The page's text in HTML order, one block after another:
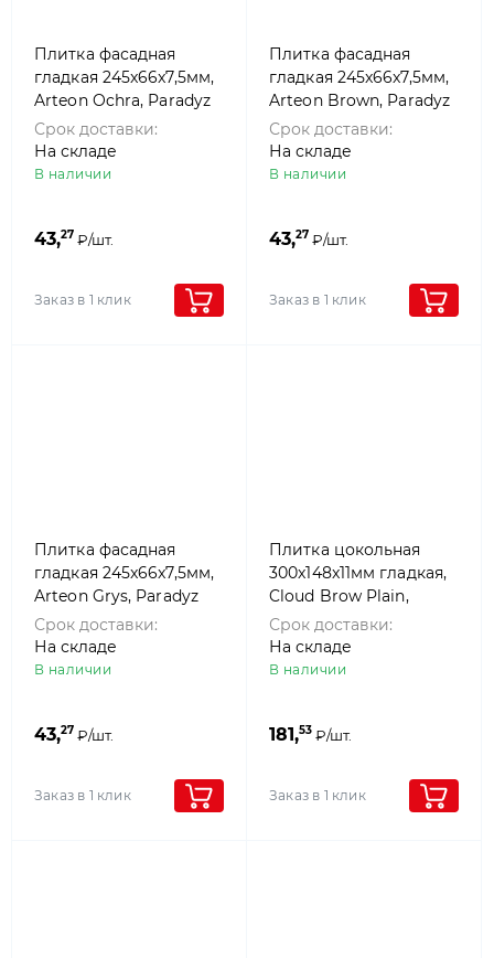
Плитка фасадная
гладкая 245x66x7,5мм,
Arteon Ochra, Paradyz
Срок доставки:
На складе
В наличии
43,27 ₽/шт.
Заказ в 1 клик
Плитка фасадная
гладкая 245x66x7,5мм,
Arteon Brown, Paradyz
Срок доставки:
На складе
В наличии
43,27 ₽/шт.
Заказ в 1 клик
Плитка фасадная
гладкая 245x66x7,5мм,
Arteon Grys, Paradyz
Срок доставки:
На складе
В наличии
43,27 ₽/шт.
Заказ в 1 клик
Плитка цокольная
300x148x11мм гладкая,
Cloud Brow Plain,
Paradyz
Срок доставки:
На складе
В наличии
181,53 ₽/шт.
Заказ в 1 клик